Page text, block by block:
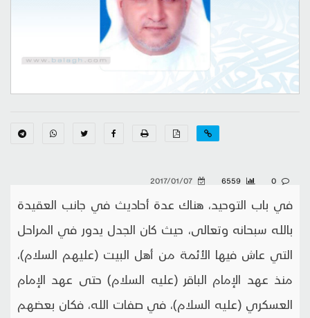
في باب التوحيد، هناك عدة أحاديث في جانب العقيدة
بالله سبحانه وتعالى، حيث كان الجدل يدور في المراحل
التي عاش فيها الأئمة من أهل البيت (عليهم السلام)،
منذ عهد الإمام الباقر (عليه السلام) حتى عهد الإمام
العسكري (عليه السلام)، في صفات الله، فكان بعضهم